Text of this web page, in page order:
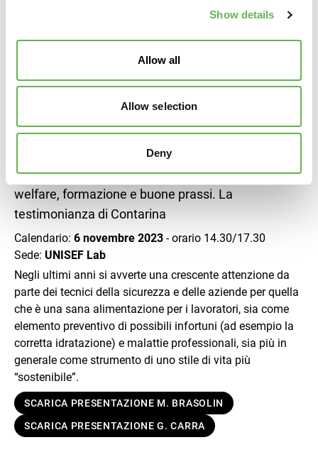
Show details
Allow all
Allow selection
Deny
L’incontro sarà incentrato sulla testimonianza dello Spisal
di infortuni e denunce di malattie professionali nella
SCARICA PRESENTAZIONE M. D. PEDONE
SCARICA PRESENTAZIONE F. SCHIAVON
SCARICA PRESENTAZIONE SPISAL
Rimanere in salute. La sana alimentazione tra
welfare, formazione e buone prassi. La
testimonianza di Contarina
Calendario: 6 novembre 2023 - orario 14.30/17.30​​​​​​​
Sede: UNISEF Lab
Negli ultimi anni si avverte una crescente attenzione da
parte dei tecnici della sicurezza e delle aziende per quella
che è una sana alimentazione per i lavoratori, sia come
elemento preventivo di possibili infortuni (ad esempio la
corretta idratazione) e malattie professionali, sia più in
generale come strumento di uno stile di vita più
“sostenibile”.
SCARICA PRESENTAZIONE M. BRASOLIN
SCARICA PRESENTAZIONE G. CARRA